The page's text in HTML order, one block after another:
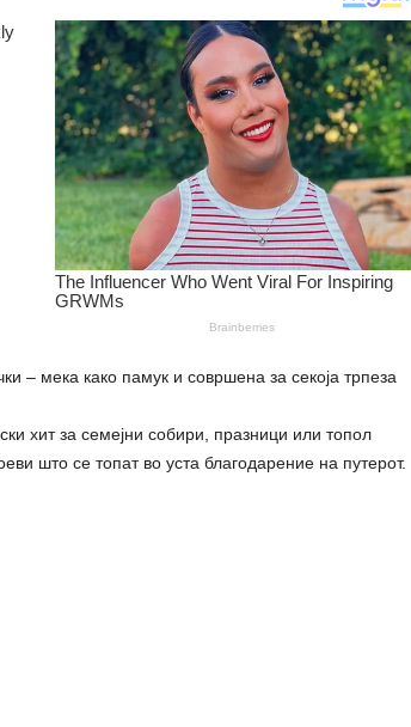
– мека како памук и совршена за секоја трпеза
хит за семејни собири, празници или топол
што се топат во уста благодарение на путерот.